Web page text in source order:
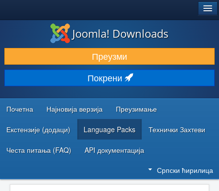
ПРЕУЗИМАЊЕ И ПРОШИРЕЊА (ЕКСТЕНЗИЈЕ)
ОТКРИЈТЕ И НАУЧИТЕ
ЗАЈЕДНИЦА И ПОДРШКА
РЕСУРСИ ЗА РАЗВОЈ
Joomla! Downloads
Преузми
Покрени
Почетна Најновија верзија Преузимање
Екстензије (додаци) Language Packs Технички Захтеви
Честа питања (FAQ) API документација
Српски ћирилица